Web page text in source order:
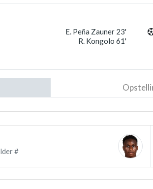
E. Peña Zauner 23'
R. Kongolo 61'
#